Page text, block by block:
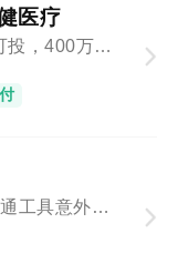
医疗
特定亚健康、慢性病可投，400万保障总额
涵盖各类交通意外#交通工具意外与意外事故叠加赔付